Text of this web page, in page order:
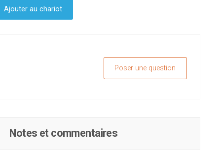
Ajouter au chariot
Poser une question
Notes et commentaires